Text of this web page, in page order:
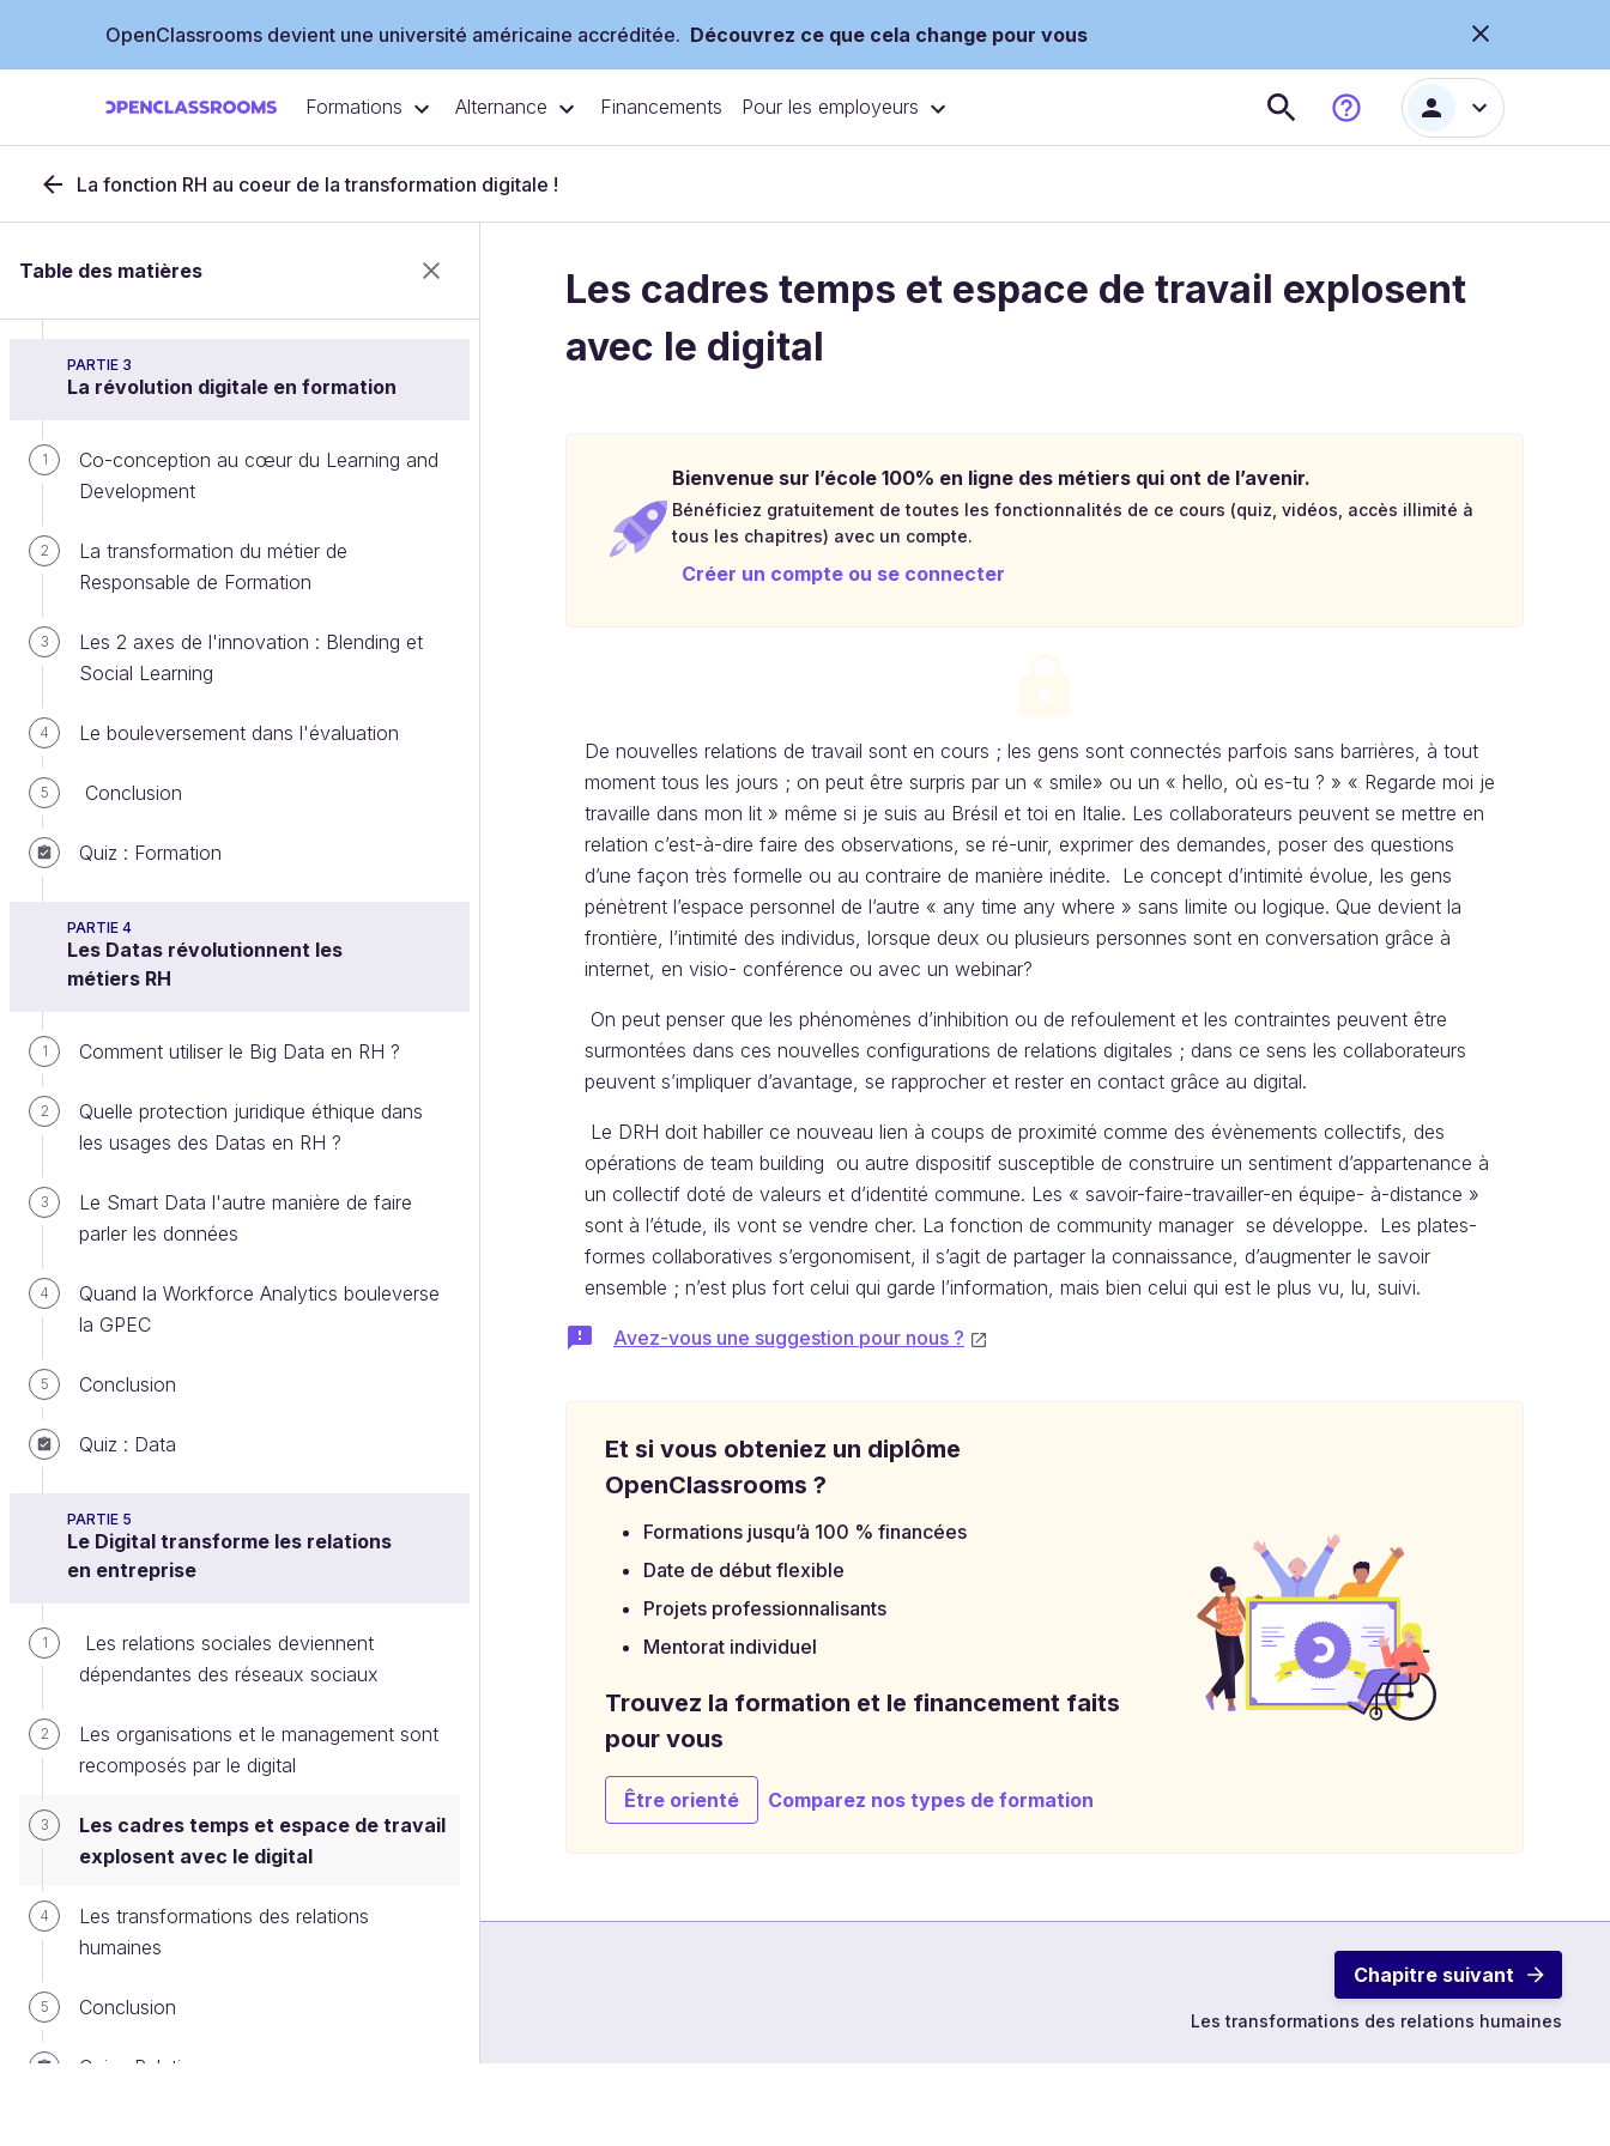
OpenClassrooms devient une université américaine accréditée. Découvrez ce que cela change pour vous
Formations Alternance Financements Pour les employeurs
La fonction RH au coeur de la transformation digitale !
Table des matières
De nouvelles méthodes de sourcing
Une proximité réinventée : la cooptation
Conclusion
PARTIE 3
La révolution digitale en formation
1
Co-conception au cœur du Learning and
Development
2
La transformation du métier de
Responsable de Formation
3
Les 2 axes de l'innovation : Blending et
Social Learning
4 Le bouleversement dans l'évaluation
5 Conclusion
Quiz : Formation
PARTIE 4
Les Datas révolutionnent les
métiers RH
1 Comment utiliser le Big Data en RH ?
2
Quelle protection juridique éthique dans
les usages des Datas en RH ?
3
Le Smart Data l'autre manière de faire
parler les données
4
Quand la Workforce Analytics bouleverse
la GPEC
5 Conclusion
Quiz : Data
PARTIE 5
Le Digital transforme les relations
en entreprise
1
Les relations sociales deviennent
dépendantes des réseaux sociaux
2
Les organisations et le management sont
recomposés par le digital
3
Les cadres temps et espace de travail
explosent avec le digital
4
Les transformations des relations
humaines
5 Conclusion
Quiz : Relations
Les cadres temps et espace de travail explosent
avec le digital
Bienvenue sur l’école 100% en ligne des métiers qui ont de l’avenir.
Bénéficiez gratuitement de toutes les fonctionnalités de ce cours (quiz, vidéos, accès illimité à
tous les chapitres) avec un compte.
Créer un compte ou se connecter
De nouvelles relations de travail sont en cours ; les gens sont connectés parfois sans barrières, à tout
moment tous les jours ; on peut être surpris par un « smile» ou un « hello, où es-tu ? » « Regarde moi je
travaille dans mon lit » même si je suis au Brésil et toi en Italie. Les collaborateurs peuvent se mettre en
relation c’est-à-dire faire des observations, se ré-unir, exprimer des demandes, poser des questions
d’une façon très formelle ou au contraire de manière inédite. Le concept d’intimité évolue, les gens
pénètrent l’espace personnel de l’autre « any time any where » sans limite ou logique. Que devient la
frontière, l’intimité des individus, lorsque deux ou plusieurs personnes sont en conversation grâce à
internet, en visio- conférence ou avec un webinar?
On peut penser que les phénomènes d’inhibition ou de refoulement et les contraintes peuvent être
surmontées dans ces nouvelles configurations de relations digitales ; dans ce sens les collaborateurs
peuvent s’impliquer d’avantage, se rapprocher et rester en contact grâce au digital.
Le DRH doit habiller ce nouveau lien à coups de proximité comme des évènements collectifs, des
opérations de team building ou autre dispositif susceptible de construire un sentiment d’appartenance à
un collectif doté de valeurs et d’identité commune. Les « savoir-faire-travailler-en équipe- à-distance »
sont à l’étude, ils vont se vendre cher. La fonction de community manager se développe. Les plates-
formes collaboratives s’ergonomisent, il s’agit de partager la connaissance, d’augmenter le savoir
ensemble ; n’est plus fort celui qui garde l’information, mais bien celui qui est le plus vu, lu, suivi.‌
Avez-vous une suggestion pour nous ?
Et si vous obteniez un diplôme
OpenClassrooms ?
Formations jusqu’à 100 % financées
Date de début flexible
Projets professionnalisants
Mentorat individuel
Trouvez la formation et le financement faits
pour vous
Être orienté Comparez nos types de formation
Chapitre suivant
Les transformations des relations humaines